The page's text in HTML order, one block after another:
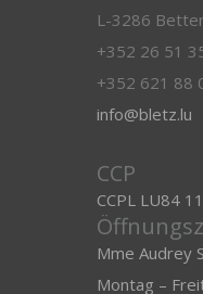
L-3286
+352 26 51
+352 621 88
info@bletz.lu
CCP
CCPL LU84
Mme Audrey
Montag –